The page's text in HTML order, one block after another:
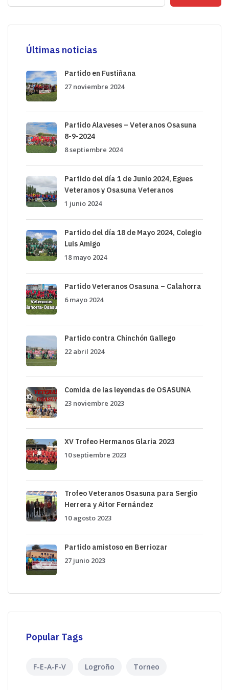
Últimas noticias
Partido en Fustiñana
27 noviembre 2024
Partido Alaveses – Veteranos Osasuna
8-9-2024
8 septiembre 2024
Partido del día 1 de Junio 2024, Egues
Veteranos y Osasuna Veteranos
1 junio 2024
Partido del día 18 de Mayo 2024, Colegio
Luis Amigo
18 mayo 2024
Partido Veteranos Osasuna – Calahorra
6 mayo 2024
Partido contra Chinchón Gallego
22 abril 2024
Comida de las leyendas de OSASUNA
23 noviembre 2023
XV Trofeo Hermanos Glaria 2023
10 septiembre 2023
Trofeo Veteranos Osasuna para Sergio
Herrera y Aitor Fernández
10 agosto 2023
Partido amistoso en Berriozar
27 junio 2023
Popular Tags
F-E-A-F-V Logroño Torneo